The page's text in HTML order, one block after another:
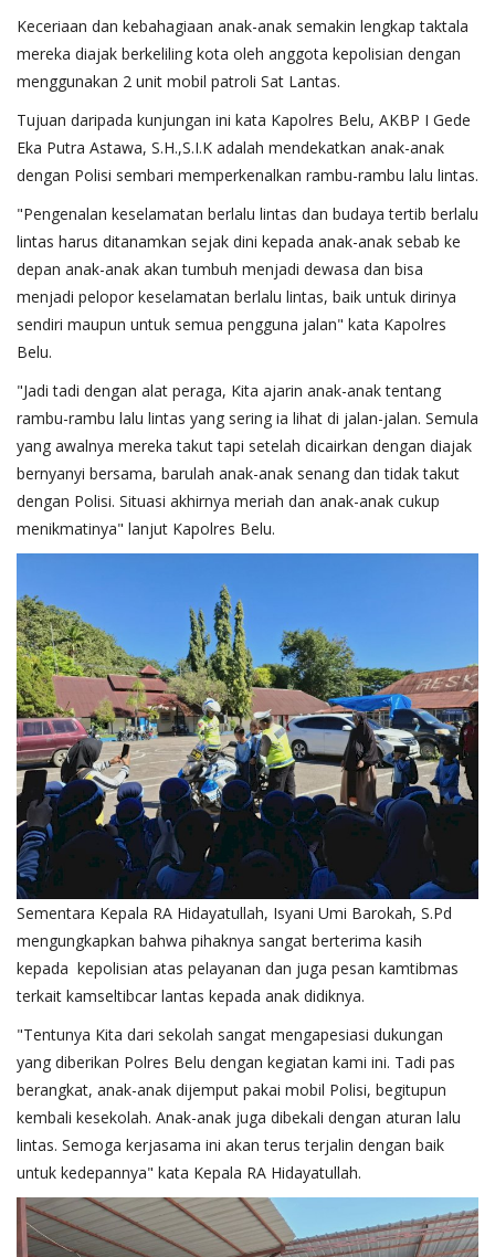
Keceriaan dan kebahagiaan anak-anak semakin lengkap taktala
mereka diajak berkeliling kota oleh anggota kepolisian dengan
menggunakan 2 unit mobil patroli Sat Lantas.
Tujuan daripada kunjungan ini kata Kapolres Belu, AKBP I Gede
Eka Putra Astawa, S.H.,S.I.K adalah mendekatkan anak-anak
dengan Polisi sembari memperkenalkan rambu-rambu lalu lintas.
"Pengenalan keselamatan berlalu lintas dan budaya tertib berlalu
lintas harus ditanamkan sejak dini kepada anak-anak sebab ke
depan anak-anak akan tumbuh menjadi dewasa dan bisa
menjadi pelopor keselamatan berlalu lintas, baik untuk dirinya
sendiri maupun untuk semua pengguna jalan" kata Kapolres
Belu.
"Jadi tadi dengan alat peraga, Kita ajarin anak-anak tentang
rambu-rambu lalu lintas yang sering ia lihat di jalan-jalan. Semula
yang awalnya mereka takut tapi setelah dicairkan dengan diajak
bernyanyi bersama, barulah anak-anak senang dan tidak takut
dengan Polisi. Situasi akhirnya meriah dan anak-anak cukup
menikmatinya" lanjut Kapolres Belu.
Sementara Kepala RA Hidayatullah, Isyani Umi Barokah, S.Pd
mengungkapkan bahwa pihaknya sangat berterima kasih
kepada kepolisian atas pelayanan dan juga pesan kamtibmas
terkait kamseltibcar lantas kepada anak didiknya.
"Tentunya Kita dari sekolah sangat mengapesiasi dukungan
yang diberikan Polres Belu dengan kegiatan kami ini. Tadi pas
berangkat, anak-anak dijemput pakai mobil Polisi, begitupun
kembali kesekolah. Anak-anak juga dibekali dengan aturan lalu
lintas. Semoga kerjasama ini akan terus terjalin dengan baik
untuk kedepannya" kata Kepala RA Hidayatullah.